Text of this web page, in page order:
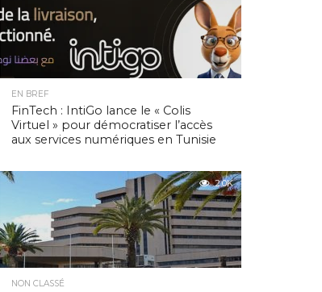
EN BREF
FinTech : IntiGo lance le « Colis
Virtuel » pour démocratiser l’accès
aux services numériques en Tunisie
2.0K
NON CLASSÉ